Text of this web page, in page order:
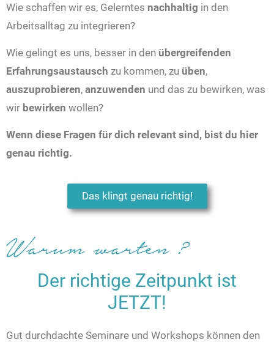
Wie schaffen wir es, Gelerntes nachhaltig in den
Arbeitsalltag zu integrieren?
Wie gelingt es uns, besser in den übergreifenden
Erfahrungsaustausch zu kommen, zu üben,
auszuprobieren, anzuwenden und das zu bewirken, was
wir bewirken wollen?
Wenn diese Fragen für dich relevant sind, bist du hier
genau richtig.
Das klingt genau richtig!
Warum warten ?
Der richtige Zeitpunkt ist
JETZT!
Gut durchdachte Seminare und Workshops können den